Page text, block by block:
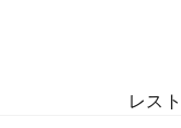
レス